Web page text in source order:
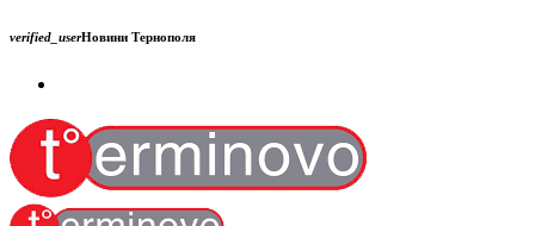
verified_userНовини Тернополя